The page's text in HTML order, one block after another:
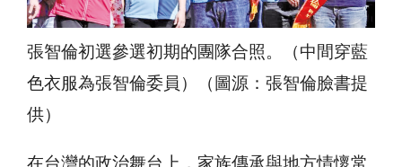
張智倫初選參選初期的團隊合照。（中間穿藍
色衣服為張智倫委員）（圖源：張智倫臉書提
供）